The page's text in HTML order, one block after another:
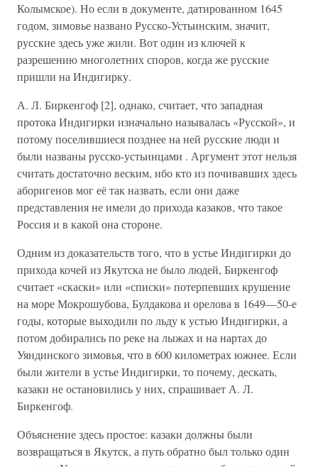
Колымское). Но если в документе, датированном 1645
годом, зимовье названо Русско-Устьинским, значит,
русские здесь уже жили. Вот один из ключей к
разрешению многолетних споров, когда же русские
пришли на Индигирку.
А. Л. Биркенгоф [2], однако, считает, что западная
протока Индигирки изначально называлась «Русской», и
потому поселившиеся позднее на ней русские люди и
были названы русско-устьинцами . Аргумент этот нельзя
считать достаточно веским, ибо кто из почивавших здесь
аборигенов мог её так назвать, если они даже
представления не имели до прихода казаков, что такое
Россия и в какой она стороне.
Одним из доказательств того, что в устье Индигирки до
прихода кочей из Якутска не было людей, Биркенгоф
считает «скаски» или «списки» потерпевших крушение
на море Мокрошубова, Булдакова и орелова в 1649—50-е
годы, которые выходили по льду к устью Индигирки, а
потом добирались по реке на лыжах и на нартах до
Уяндинского зимовья, что в 600 километрах южнее. Если
были жители в устье Индигирки, то почему, дескать,
казаки не остановились у них, спрашивает А. Л.
Биркенгоф.
Объяснение здесь простое: казаки должны были
возвращаться в Якутск, а путь обратно был только один